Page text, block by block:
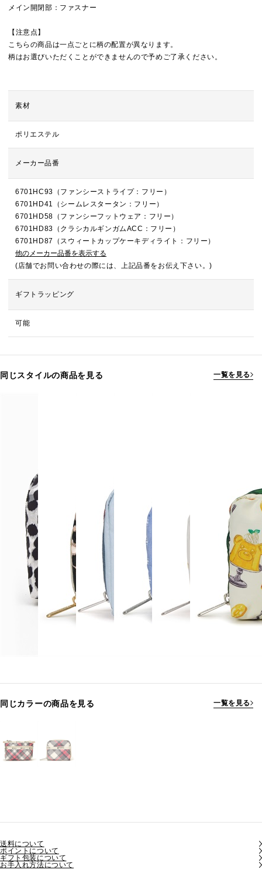
メイン開閉部：ファスナー
【注意点】
こちらの商品は一点ごとに柄の配置が異なります。
柄はお選びいただくことができませんので予めご了承ください。
素材
ポリエステル
メーカー品番
6701HC93（ファンシーストライプ：フリー）
6701HD41（シームレスタータン：フリー）
6701HD58（ファンシーフットウェア：フリー）
6701HD83（クラシカルギンガムACC：フリー）
6701HD87（スウィートカップケーキディライト：フリー）
他のメーカー品番を表示する
(店舗でお問い合わせの際には、上記品番をお伝え下さい。)
ギフトラッピング
可能
同じスタイルの商品を見る 一覧を見る
同じカラーの商品を見る 一覧を見る
送料について
ポイントについて
ギフト包装について
お手入れ方法について